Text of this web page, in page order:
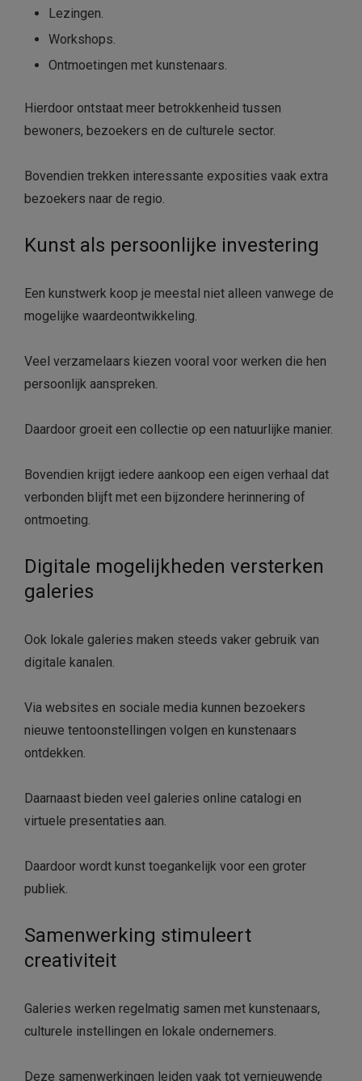
Lezingen.
Workshops.
Ontmoetingen met kunstenaars.
Hierdoor ontstaat meer betrokkenheid tussen
bewoners, bezoekers en de culturele sector.
Bovendien trekken interessante exposities vaak extra
bezoekers naar de regio.
Kunst als persoonlijke investering
Een kunstwerk koop je meestal niet alleen vanwege de
mogelijke waardeontwikkeling.
Veel verzamelaars kiezen vooral voor werken die hen
persoonlijk aanspreken.
Daardoor groeit een collectie op een natuurlijke manier.
Bovendien krijgt iedere aankoop een eigen verhaal dat
verbonden blijft met een bijzondere herinnering of
ontmoeting.
Digitale mogelijkheden versterken
galeries
Ook lokale galeries maken steeds vaker gebruik van
digitale kanalen.
Via websites en sociale media kunnen bezoekers
nieuwe tentoonstellingen volgen en kunstenaars
ontdekken.
Daarnaast bieden veel galeries online catalogi en
virtuele presentaties aan.
Daardoor wordt kunst toegankelijk voor een groter
publiek.
Samenwerking stimuleert
creativiteit
Galeries werken regelmatig samen met kunstenaars,
culturele instellingen en lokale ondernemers.
Deze samenwerkingen leiden vaak tot vernieuwende